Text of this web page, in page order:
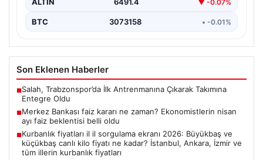
ALTIN 6491.4 ▼ -0.07%
BTC 3073158 • -0.01%
Son Eklenen Haberler
■Salah, Trabzonspor’da İlk Antrenmanına Çıkarak Takımına
Entegre Oldu
■Merkez Bankası faiz kararı ne zaman? Ekonomistlerin nisan
ayı faiz beklentisi belli oldu
■Kurbanlık fiyatları il il sorgulama ekranı 2026: Büyükbaş ve
küçükbaş canlı kilo fiyatı ne kadar? İstanbul, Ankara, İzmir ve
tüm illerin kurbanlık fiyatları